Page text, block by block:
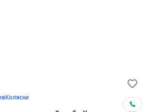
Коляски